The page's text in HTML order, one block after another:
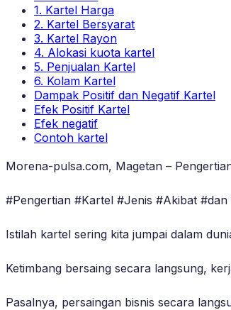
1. Kartel Harga
2. Kartel Bersyarat
3. Kartel Rayon
4. Alokasi kuota kartel
5. Penjualan Kartel
6. Kolam Kartel
Dampak Positif dan Negatif Kartel
Efek Positif Kartel
Efek negatif
Contoh kartel
Morena-pulsa.com, Magetan –
#Pengertian #Kartel #Jenis #Akibat
Istilah kartel sering kita jumpai dalam
Ketimbang bersaing secara langsung,
Pasalnya, persaingan bisnis secara